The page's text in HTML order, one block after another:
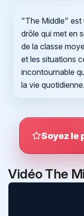
"The Middle" est
drôle qui met en
de la classe
et les situations
incontournable
la vie quotidienne.
Soyez le
Vidéo The